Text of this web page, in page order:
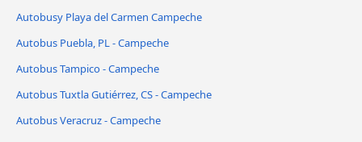
Autobusy Playa del Carmen Campeche
Autobus Puebla, PL - Campeche
Autobus Tampico - Campeche
Autobus Tuxtla Gutiérrez, CS - Campeche
Autobus Veracruz - Campeche